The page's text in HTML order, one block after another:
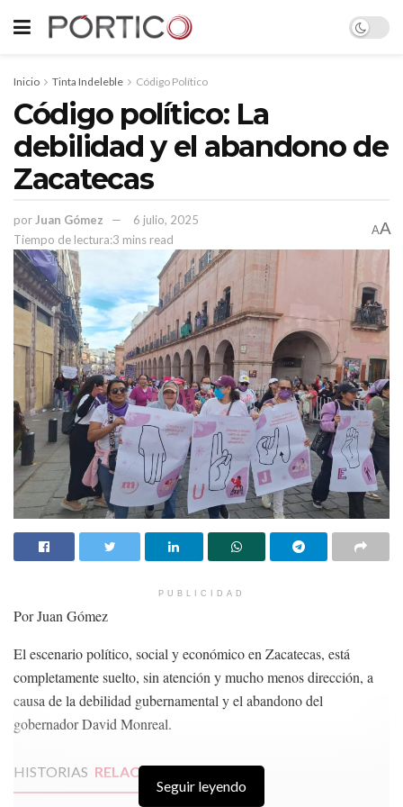
Inicio Tinta Indeleble Código Político
Código político: La
debilidad y el abandono de
Zacatecas
por Juan Gómez
6 julio, 2025
Tiempo de lectura:3 mins read
AA
PUBLICIDAD
Por Juan Gómez
El escenario político, social y económico en Zacatecas, está
completamente suelto, sin atención y mucho menos dirección, a
causa de la debilidad gubernamental y el abandono del
gobernador David Monreal.
HISTORIAS RELACIONADAS
Seguir leyendo